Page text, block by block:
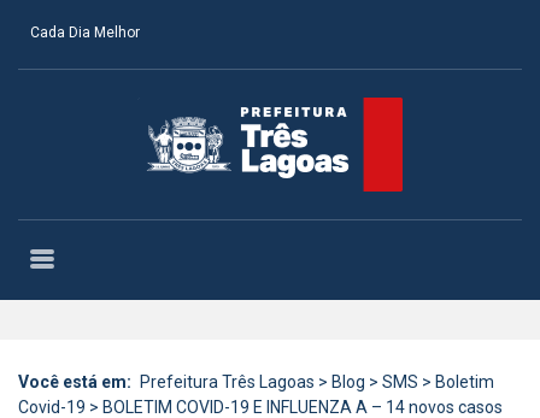
Cada Dia Melhor
Você está em: Prefeitura Três Lagoas > Blog > SMS > Boletim
Covid-19 > BOLETIM COVID-19 E INFLUENZA A – 14 novos casos